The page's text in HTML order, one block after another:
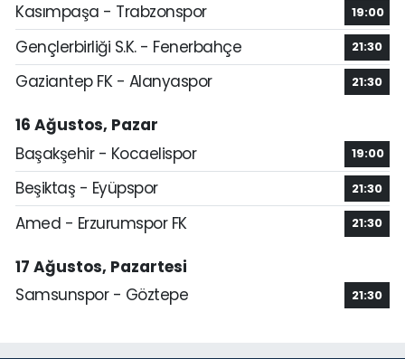
Kasımpaşa - Trabzonspor 19:00
Gençlerbirliği S.K. - Fenerbahçe 21:30
Gaziantep FK - Alanyaspor 21:30
16 Ağustos, Pazar
Başakşehir - Kocaelispor
19:00
Beşiktaş - Eyüpspor 21:30
Amed - Erzurumspor FK 21:30
17 Ağustos, Pazartesi
Samsunspor - Göztepe
21:30